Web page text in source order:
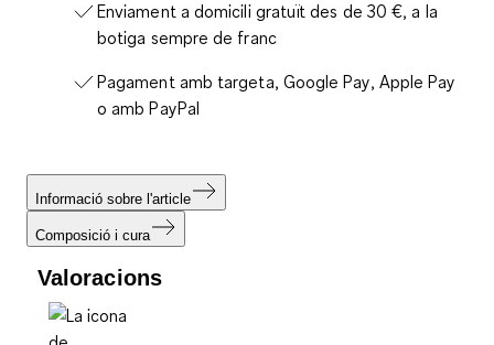
Enviament a domicili gratuït des de 30 €, a la
botiga sempre de franc
Pagament amb targeta, Google Pay, Apple Pay
o amb PayPal
Informació sobre l'article
Composició i cura
Valoracions